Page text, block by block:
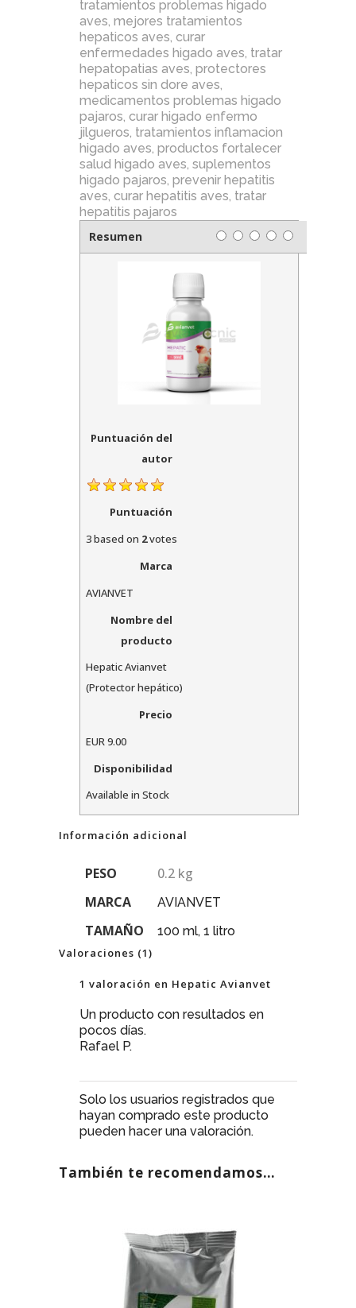
tratamientos problemas higado
aves, mejores tratamientos
hepaticos aves, curar
enfermedades higado aves, tratar
hepatopatias aves, protectores
hepaticos sin dore aves,
medicamentos problemas higado
pajaros, curar higado enfermo
jilgueros, tratamientos inflamacion
higado aves, productos fortalecer
salud higado aves, suplementos
higado pajaros, prevenir hepatitis
aves, curar hepatitis aves, tratar
hepatitis pajaros
Resumen
Puntuación del
autor
Puntuación
3based on 2votes
Marca
AVIANVET
Nombre del
producto
Hepatic Avianvet
(Protector hepático)
Precio
EUR9.00
Disponibilidad
Available in Stock
Información adicional
PESO
0.2 kg
MARCA
AVIANVET
TAMAÑO 100 ml, 1 litro
Valoraciones (1)
1 valoración en Hepatic Avianvet
Un producto con resultados en
pocos días.
Rafael P.
Solo los usuarios registrados que
hayan comprado este producto
pueden hacer una valoración.
También te recomendamos…